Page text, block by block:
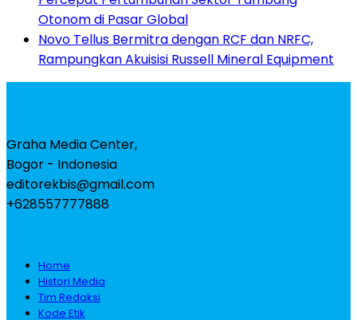
Otonom di Pasar Global
Novo Tellus Bermitra dengan RCF dan NRFC,
Rampungkan Akuisisi Russell Mineral Equipment
Graha Media Center,
Bogor - Indonesia
editorekbis@gmail.com
+628557777888
Home
Histori Media
Tim Redaksi
Kode Etik